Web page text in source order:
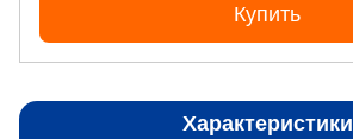
Купить
Характеристики